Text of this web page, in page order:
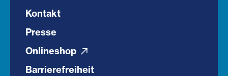
Kontakt
Presse
Onlineshop
Barrierefreiheit